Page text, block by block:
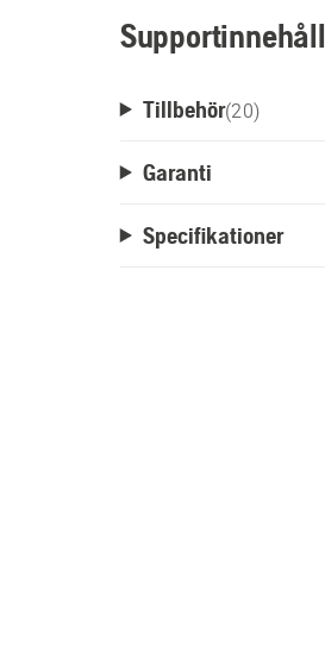
Supportinnehåll
Tillbehör(20)
Garanti
Specifikationer